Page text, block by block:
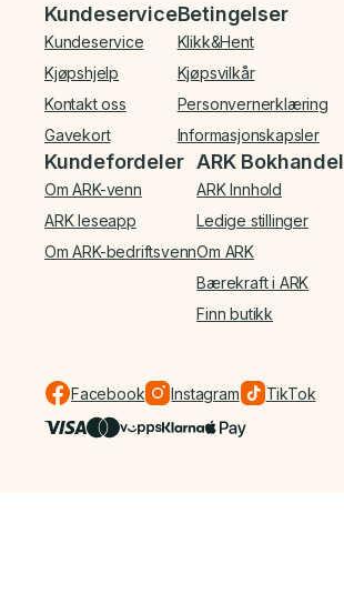
Bunnmeny
Kundeservice
Kundeservice
Kjøpshjelp
Kontakt oss
Gavekort
Betingelser
Klikk&Hent
Kjøpsvilkår
Personvernerklæring
Informasjonskapsler
Kundefordeler
Om ARK-venn
ARK leseapp
Om ARK-bedriftsvenn
ARK Bokhandel
ARK Innhold
Ledige stillinger
Om ARK
Bærekraft i ARK
Finn butikk
Facebook Instagram TikTok